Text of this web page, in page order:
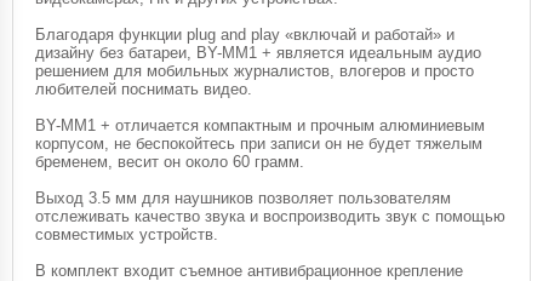
Благодаря функции plug and play «включай и работай» и
дизайну без батареи, BY-MM1 + является идеальным аудио
решением для мобильных журналистов, влогеров и просто
любителей поснимать видео.
BY-MM1 + отличается компактным и прочным алюминиевым
корпусом, не беспокойтесь при записи он не будет тяжелым
бременем, весит он около 60 грамм.
Выход 3.5 мм для наушников позволяет пользователям
отслеживать качество звука и воспроизводить звук с помощью
совместимых устройств.
В комплект входит съемное антивибрационное крепление